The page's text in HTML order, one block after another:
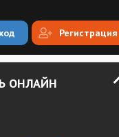
Регистрация
ОНЛАЙН